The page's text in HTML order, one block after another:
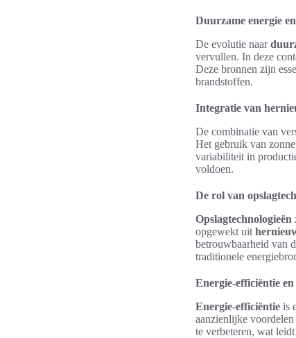
Duurzame energie
De evolutie naar
vervullen. In deze
Deze bronnen zijn
brandstoffen.
Integratie van
De combinatie van
Het gebruik van
variabiliteit in
voldoen.
De rol van
Opslagtechnologieën
opgewekt uit
betrouwbaarheid van
traditionele
Energie-efficiëntie
Energie-efficiëntie is
aanzienlijke
te verbeteren, wat